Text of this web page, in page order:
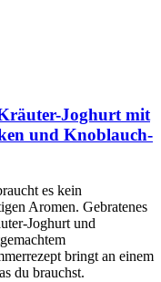
Joghurt mit
und Knoblauch-
es kein
Aromen. Gebratenes
Joghurt und
bringt an einem
du brauchst.